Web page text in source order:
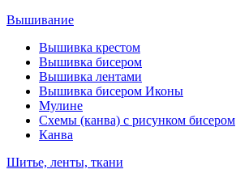
Вышивание
Вышивка крестом
Вышивка бисером
Вышивка лентами
Вышивка бисером Иконы
Мулине
Схемы (канва) с рисунком бисером
Канва
Шитье, ленты, ткани